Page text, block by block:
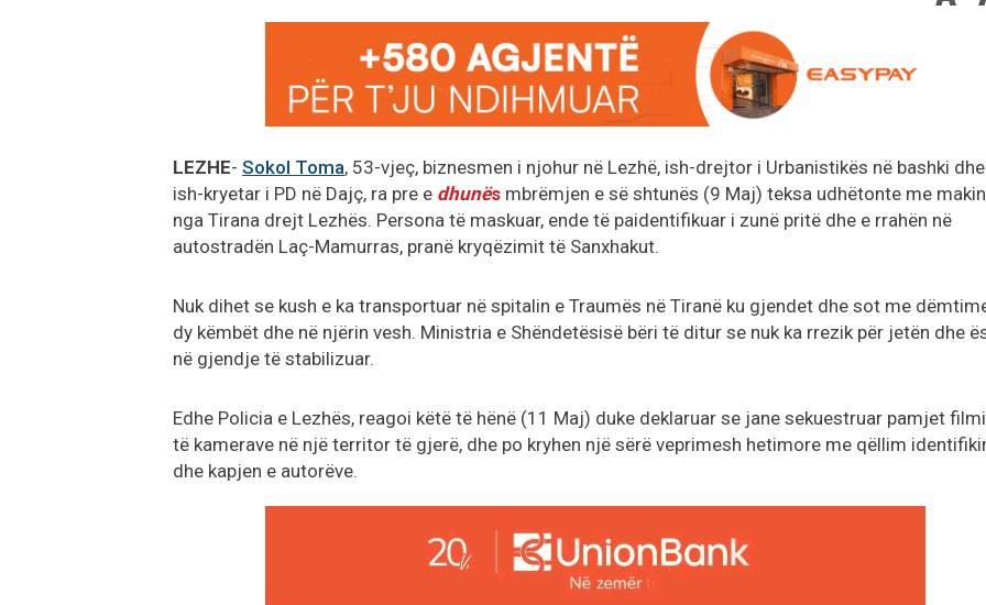
LEZHE- Sokol Toma, 53-vjeç, biznesmen i njohur në Lezhë, ish-drejtor i Urbanistikës në bashki dhe
ish-kryetar i PD në Dajç, ra pre e dhunës mbrëmjen e së shtunës (9 Maj) teksa udhëtonte me
nga Tirana drejt Lezhës. Persona të maskuar, ende të paidentifikuar i zunë pritë dhe e rrahën në
autostradën Laç-Mamurras, pranë kryqëzimit të Sanxhakut.
Nuk dihet se kush e ka transportuar në spitalin e Traumës në Tiranë ku gjendet dhe sot me
dy këmbët dhe në njërin vesh. Ministria e Shëndetësisë bëri të ditur se nuk ka rrezik për jetën dhe
në gjendje të stabilizuar.
Edhe Policia e Lezhës, reagoi këtë të hënë (11 Maj) duke deklaruar se jane sekuestruar pamjet
të kamerave në një territor të gjerë, dhe po kryhen një sërë veprimesh hetimore me qëllim
dhe kapjen e autorëve.